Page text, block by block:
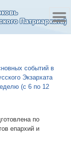
Патриархата)
событий в
Экзархата
(с 6 по 12
по
епархий и